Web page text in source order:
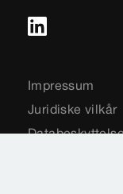
Impressum
Juridiske vilkår